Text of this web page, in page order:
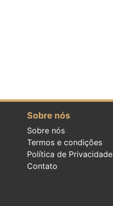
Sobre nós
Sobre nós
Termos e condições
Política de Privacidade
Contato